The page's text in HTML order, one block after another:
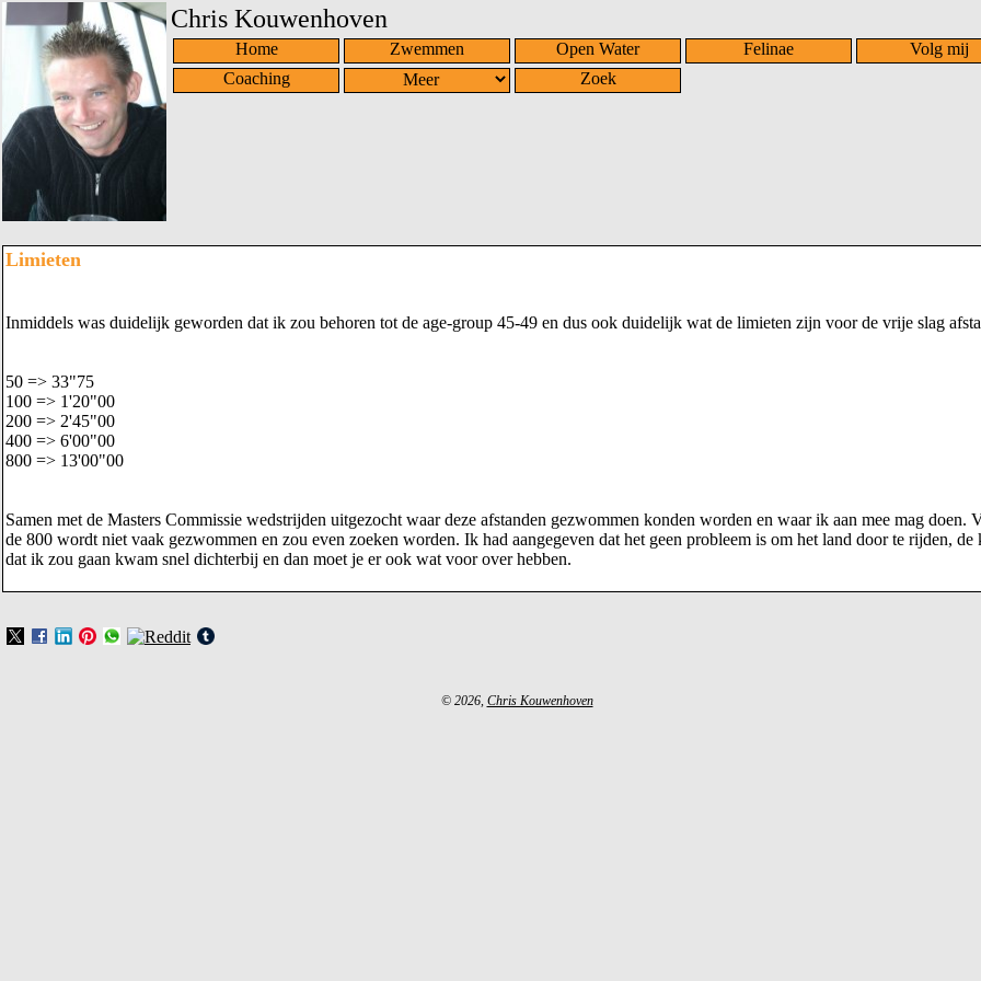
Chris Kouwenhoven
Home Zwemmen Open Water Felinae
Volg mij
Coaching
Zoek
Limieten
Inmiddels was duidelijk geworden dat ik zou behoren tot de age-group 45-49 en dus ook duidelijk wat de limieten zijn voor de vrije slag
50 => 33"75
100 => 1'20"00
200 => 2'45"00
400 => 6'00"00
800 => 13'00"00
Samen met de Masters Commissie wedstrijden uitgezocht waar deze afstanden gezwommen konden worden en waar ik aan mee mag doen.
de 800 wordt niet vaak gezwommen en zou even zoeken worden. Ik had aangegeven dat het geen probleem is om het land door te rijden, de
dat ik zou gaan kwam snel dichterbij en dan moet je er ook wat voor over hebben.
© 2026, Chris Kouwenhoven